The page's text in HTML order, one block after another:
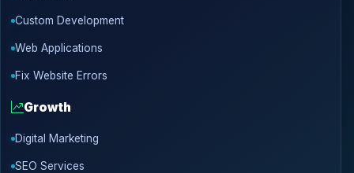
Custom Development
Web Applications
Fix Website Errors
Growth
Digital Marketing
SEO Services